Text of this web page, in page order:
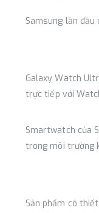
Samsung lần
Galaxy Watch
trực tiếp với
Smartwatch của
trong môi trường
Sản phẩm có